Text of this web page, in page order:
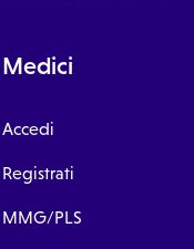
Medici
Accedi
Registrati
MMG/PLS